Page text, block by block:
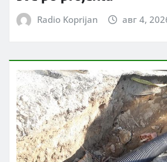
Radio Koprijan авг 4,